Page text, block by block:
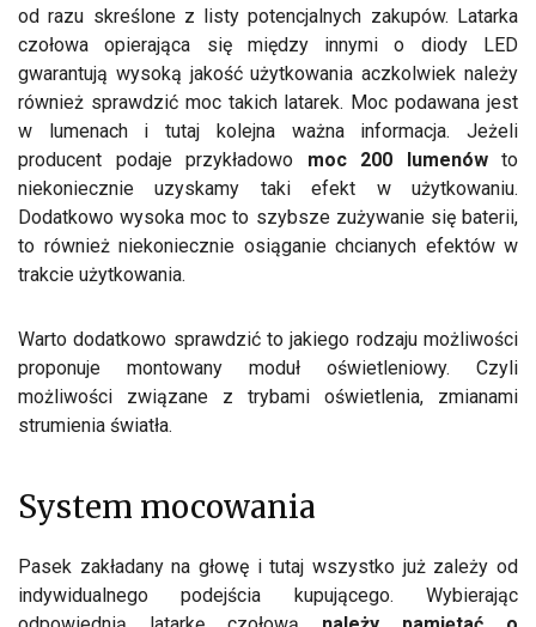
od razu skreślone z listy potencjalnych zakupów. Latarka
czołowa opierająca się między innymi o diody LED
gwarantują wysoką jakość użytkowania aczkolwiek należy
również sprawdzić moc takich latarek. Moc podawana jest
w lumenach i tutaj kolejna ważna informacja. Jeżeli
producent podaje przykładowo moc 200 lumenówto
niekoniecznie uzyskamy taki efekt w użytkowaniu.
Dodatkowo wysoka moc to szybsze zużywanie się baterii,
to również niekoniecznie osiąganie chcianych efektów w
trakcie użytkowania.
Warto dodatkowo sprawdzić to jakiego rodzaju możliwości
proponuje montowany moduł oświetleniowy. Czyli
możliwości związane z trybami oświetlenia, zmianami
strumienia światła.
System mocowania
Pasek zakładany na głowę i tutaj wszystko już zależy od
indywidualnego podejścia kupującego. Wybierając